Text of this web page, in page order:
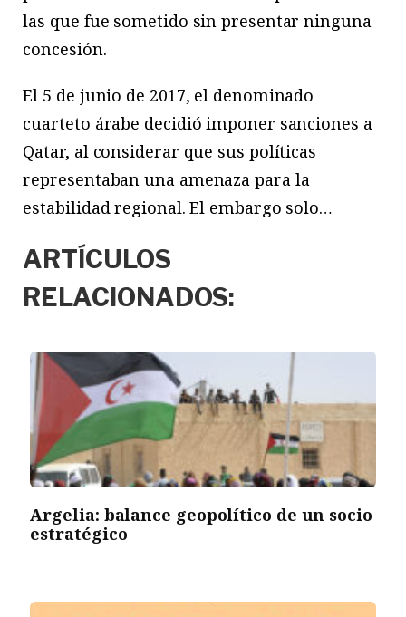
las que fue sometido sin presentar ninguna
concesión.
El 5 de junio de 2017, el denominado
cuarteto árabe decidió imponer sanciones a
Qatar, al considerar que sus políticas
representaban una amenaza para la
estabilidad regional. El embargo solo…
ARTÍCULOS
RELACIONADOS:
Argelia: balance geopolítico de un socio
estratégico